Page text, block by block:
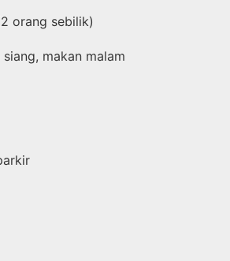
orang sebilik)
makan malam